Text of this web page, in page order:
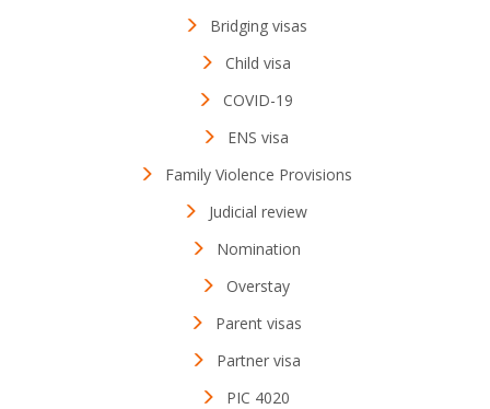
Bridging visas
Child visa
COVID-19
ENS visa
Family Violence Provisions
Judicial review
Nomination
Overstay
Parent visas
Partner visa
PIC 4020